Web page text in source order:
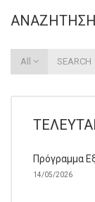
All
Πρόγραμμα
14/05/2026